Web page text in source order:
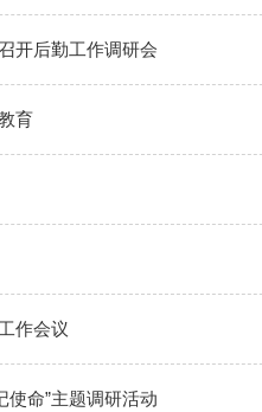
开后勤工作调研会
育
作会议
使命”主题调研活动